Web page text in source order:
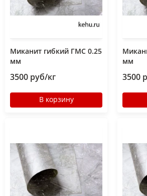
Миканит гибкий ГМС 0.25
мм
3500 руб/кг
В корзину
мм
3500